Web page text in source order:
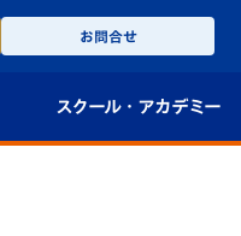
お問合せ
スクール・ アカデミー